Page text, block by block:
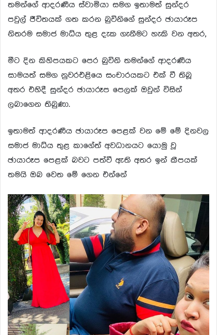
තමන්ගේ ආදරණීය ස්වාමියා සමග ඉතාමත් සුන්දර
පවුල් ජීවිතයක් ගත කරන බුවිනිගේ සුන්දර ඡායාරූප
නිතරම සමාජ මාධ්ය තුළ දැක ගැනීමට හැකි වන අතර,
මීට දින කිහිපයකට පෙර බුවිනි තමන්ගේ ආදරණීය
සාමයත් සමග නුවරඑළියෙ සංචාරයකට එක් වී තිබූ
අතර එහිදී සුන්දර ඡායාරූප පෙලක් ඔවුන් විසින්
ලබාගෙන තිබුණා.
ඉතාමත් ආදරණීය ඡායාරූප පෙළක් වන මේ මේ දිනවල
සමාජ මාධ්ය තුළ කාගේත් අවධානයට යොමු වූ
ඡායාරූප පෙළක් බවට පත්වී ඇති අතර ඉන් කීපයක්
තමයි ඔබ වෙත මේ ගෙන එන්නේ